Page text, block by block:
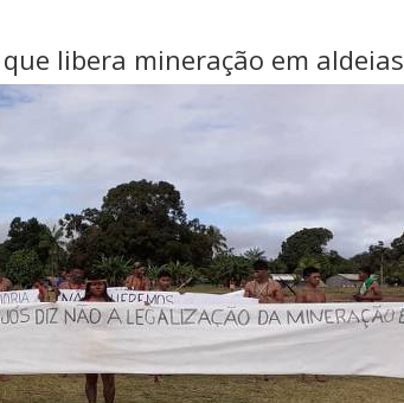
libera mineração em aldeias